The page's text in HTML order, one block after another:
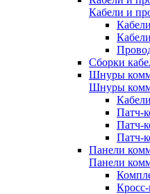
Кабели и
Сборки
Шнуры
Шнуры
Патч-
Патч-
Патч-
Панели
Панели